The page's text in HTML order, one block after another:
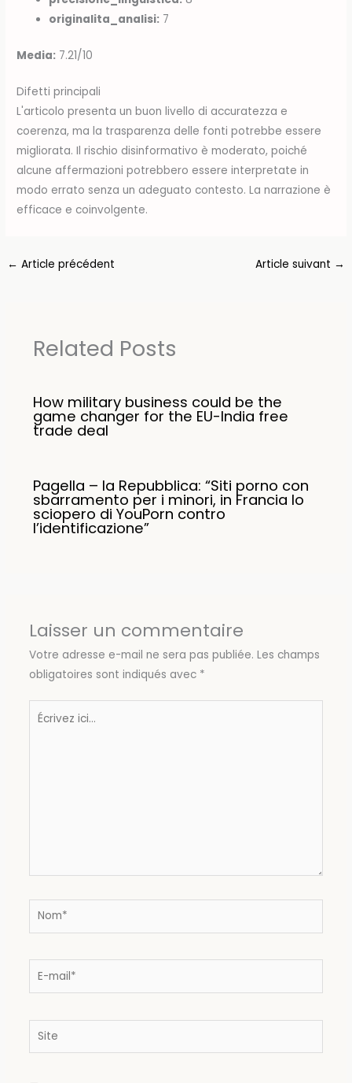
originalita_analisi: 7
Media: 7.21/10
Difetti principali
L'articolo presenta un buon livello di accuratezza e
coerenza, ma la trasparenza delle fonti potrebbe essere
migliorata. Il rischio disinformativo è moderato, poiché
alcune affermazioni potrebbero essere interpretate in
modo errato senza un adeguato contesto. La narrazione è
efficace e coinvolgente.
← Article précédent Article suivant →
Related Posts
How military business could be the
game changer for the EU-India free
trade deal
Pagella – la Repubblica: “Siti porno con
sbarramento per i minori, in Francia lo
sciopero di YouPorn contro
l’identificazione”
Laisser un commentaire
Votre adresse e-mail ne sera pas publiée. Les champs
obligatoires sont indiqués avec *
Écrivez
Nom*
E-
Site